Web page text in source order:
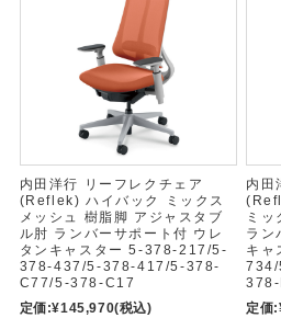
内田洋行 リーフレクチェア
(Reflek) ハイバック ミックス
メッシュ 樹脂脚 アジャスタブ
ル肘 ランバーサポート付 ウレ
タンキャスター 5-378-217/5-
378-437/5-378-417/5-378-
C77/5-378-C17
定価:¥145,970(税込)
内田
ミ
ラン
キ
定価: